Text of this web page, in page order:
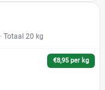
· Totaal 20 kg
€8,95 per kg